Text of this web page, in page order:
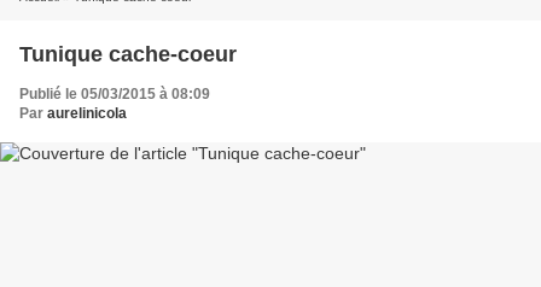
Tunique cache-coeur
Publié le 05/03/2015 à 08:09
Par aurelinicola